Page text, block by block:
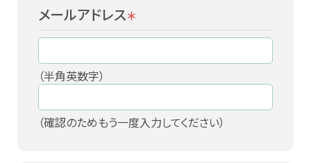
メールアドレス＊
（半角英数字）
（確認のためもう一度入力してください）